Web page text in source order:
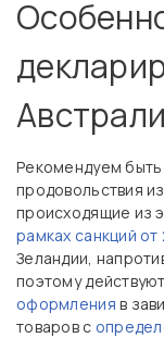
Рекомендуем
продовольствия
происходящие из
рамках санкций от
Зеландии,
поэтому
оформления в
товаров с